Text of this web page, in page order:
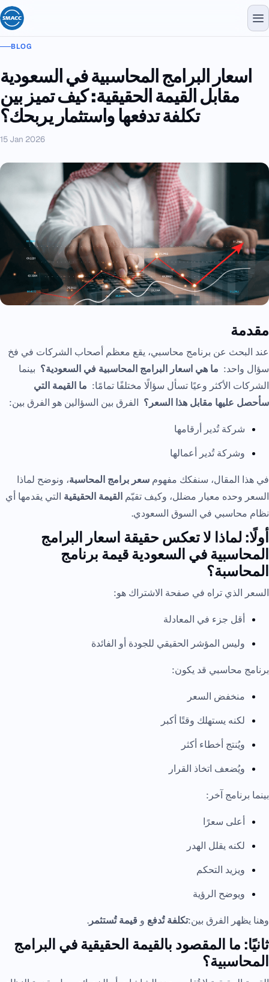
BLOG
اسعار البرامج المحاسبية في السعودية
مقابل القيمة الحقيقية: كيف تميز بين
تكلفة تدفعها واستثمار يربحك؟
15 Jan 2026
مقدمة
عند البحث عن برنامج محاسبي، يقع معظم أصحاب الشركات في فخ
سؤال واحد: ما هي اسعار البرامج المحاسبية في السعودية؟ بينما
الشركات الأكثر وعيًا تسأل سؤالًا مختلفًا تمامًا: ما القيمة التي
سأحصل عليها مقابل هذا السعر؟ الفرق بين السؤالين هو الفرق بين:
شركة تُدير أرقامها
وشركة تُدير أعمالها
في هذا المقال، سنفكك مفهوم سعر برامج المحاسبة، ونوضح لماذا
السعر وحده معيار مضلل، وكيف تقيّم القيمة الحقيقية التي يقدمها أي
نظام محاسبي في السوق السعودي.
أولًا: لماذا لا تعكس حقيقة اسعار البرامج
المحاسبية في السعودية قيمة برنامج
المحاسبة؟
السعر الذي تراه في صفحة الاشتراك هو:
أقل جزء في المعادلة
وليس المؤشر الحقيقي للجودة أو الفائدة
برنامج محاسبي قد يكون:
منخفض السعر
لكنه يستهلك وقتًا أكبر
ويُنتج أخطاء أكثر
ويُضعف اتخاذ القرار
بينما برنامج آخر:
أعلى سعرًا
لكنه يقلل الهدر
ويزيد التحكم
ويوضح الرؤية
وهنا يظهر الفرق بين:تكلفة تُدفع و قيمة تُستثمر.
ثانيًا: ما المقصود بالقيمة الحقيقية في البرامج
المحاسبية؟